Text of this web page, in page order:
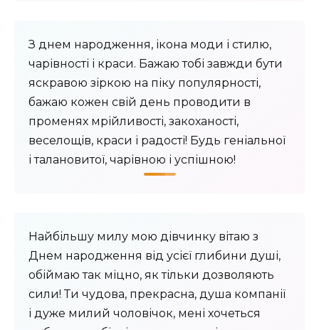
З днем ​​народження, ікона моди і стилю,
чарівності і краси. Бажаю тобі завжди бути
яскравою зіркою на піку популярності,
бажаю кожен свій день проводити в
променях мрійливості, закоханості,
веселощів, краси і радості! Будь геніальної
і талановитої, чарівною і успішною!
Найбільшу милу мою дівчинку вітаю з
Днем народження від усієї глибини душі,
обіймаю так міцно, як тільки дозволяють
сили! Ти чудова, прекрасна, душа компанії
і дуже милий чоловічок, мені хочеться